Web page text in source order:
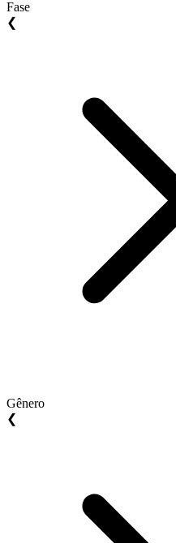
Fase
❮
Gênero
❮